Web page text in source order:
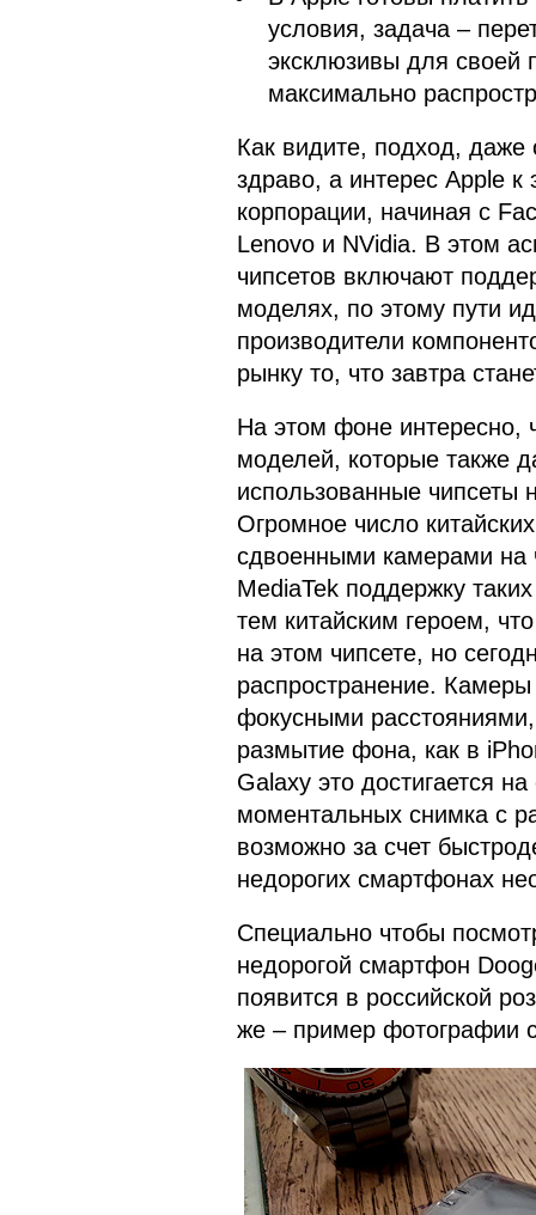
условия, задача –
эксклюзивы для своей
максимально
Как видите, подход,
здраво, а интерес Apple к
корпорации, начиная с
Lenovo и NVidia. В этом
чипсетов включают
моделях, по этому пути
производители
рынку то, что завтра
На этом фоне интересно,
моделей, которые также
использованные чипсеты
Огромное число
сдвоенными камерами на
MediaTek поддержку
тем китайским героем,
на этом чипсете, но
распространение.
фокусными
размытие фона, как в
Galaxy это достигается
моментальных снимка с
возможно за счет
недорогих смартфонах
Специально чтобы
недорогой смартфон
появится в российской
же – пример фотографии